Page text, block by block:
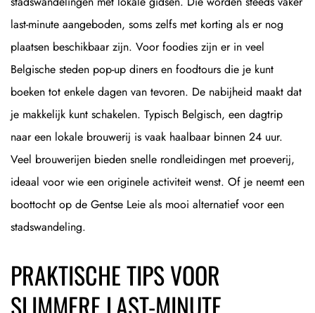
last-minute aangeboden, soms zelfs met korting als er nog
plaatsen beschikbaar zijn. Voor foodies zijn er in veel
Belgische steden pop-up diners en foodtours die je kunt
boeken tot enkele dagen van tevoren. De nabijheid maakt dat
je makkelijk kunt schakelen. Typisch Belgisch, een dagtrip
naar een lokale brouwerij is vaak haalbaar binnen 24 uur.
Veel brouwerijen bieden snelle rondleidingen met proeverij,
ideaal voor wie een originele activiteit wenst. Of je neemt een
boottocht op de Gentse Leie als mooi alternatief voor een
stadswandeling.
PRAKTISCHE TIPS VOOR